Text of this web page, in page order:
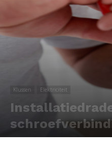
Klussen Elektriciteit
Door Redactie -